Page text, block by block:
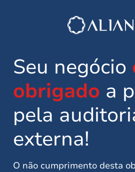
Seu negócio
obrigado a
pela
externa!
O não cumprimento desta